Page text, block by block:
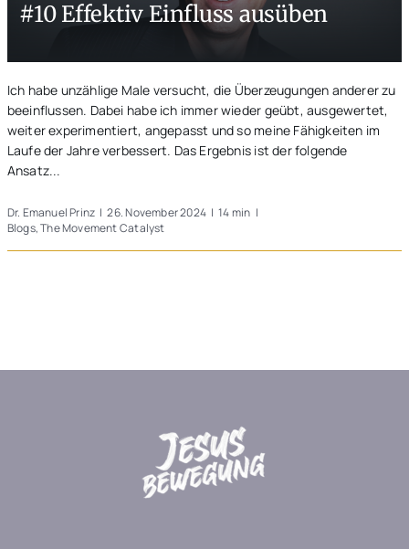
Unterwegs
#10 Effektiv Einfluss ausüben
Ich habe unzählige Male versucht, die Überzeugungen anderer zu
beeinflussen. Dabei habe ich immer wieder geübt, ausgewertet,
weiter experimentiert, angepasst und so meine Fähigkeiten im
Laufe der Jahre verbessert. Das Ergebnis ist der folgende
Ansatz...
Dr. Emanuel Prinz | 26. November 2024 | 14 min |
Blogs,The Movement Catalyst